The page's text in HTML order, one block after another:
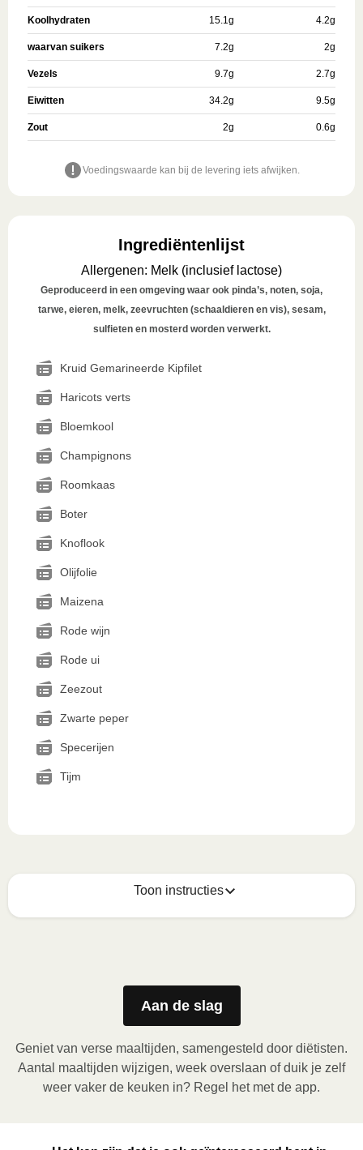
Koolhydraten 15.1g 4.2g
waarvan suikers 7.2g 2g
Vezels 9.7g 2.7g
Eiwitten 34.2g 9.5g
Zout 2g 0.6g
Voedingswaarde kan bij de levering iets afwijken.
Ingrediëntenlijst
Allergenen: Melk (inclusief lactose)
Geproduceerd in een omgeving waar ook pinda’s, noten, soja,
tarwe, eieren, melk, zeevruchten (schaaldieren en vis), sesam,
sulfieten en mosterd worden verwerkt.
Kruid Gemarineerde Kipfilet
Haricots verts
Bloemkool
Champignons
Roomkaas
Boter
Knoflook
Olijfolie
Maizena
Rode wijn
Rode ui
Zeezout
Zwarte peper
Specerijen
Tijm
Toon instructies
Zo geniet je er op z'n best van
Magnetron (800W):
Verwijder de kartonnen sleeve en prik enkele gaatjes
in de folie. Plaats het bakje in de magnetron en
verwarm de maaltijd gedurende 4 minuten. Laat de
maaltijd daarna nog 1 minuut rusten voor het
verwijderen van de folie. Pas bij het openen op voor
Aan de slag
Geniet van verse maaltijden, samengesteld door diëtisten.
Aantal maaltijden wijzigen, week overslaan of duik je zelf
weer vaker de keuken in? Regel het met de app.